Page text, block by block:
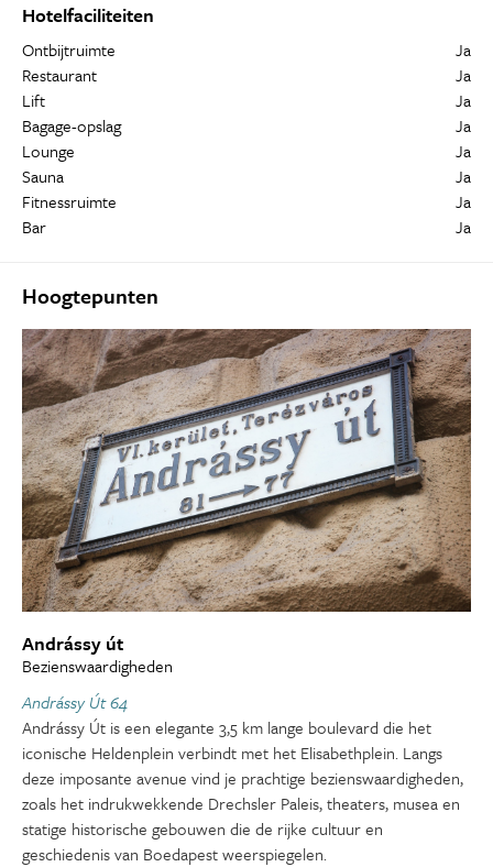
Hotelfaciliteiten
Ontbijtruimte
Ja
Restaurant
Ja
Lift
Ja
Bagage-opslag
Ja
Lounge
Ja
Sauna
Ja
Fitnessruimte
Ja
Bar
Ja
Hoogtepunten
Andrássy út
Bezienswaardigheden
Andrássy Út 64
Andrássy Út is een elegante 3,5 km lange boulevard die het
iconische Heldenplein verbindt met het Elisabethplein. Langs
deze imposante avenue vind je prachtige bezienswaardigheden,
zoals het indrukwekkende Drechsler Paleis, theaters, musea en
statige historische gebouwen die de rijke cultuur en
geschiedenis van Boedapest weerspiegelen.